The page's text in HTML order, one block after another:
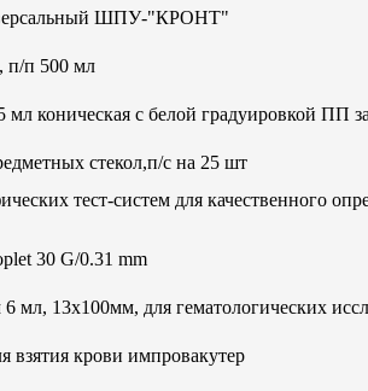
ШПУ-"КРОНТ"
п/п 500 мл
мл коническая с белой градуировкой ПП
стекол,п/с на 25 шт
тест-систем для качественного
30 G/0.31 mm
мл, 13х100мм, для гематологических
взятия крови импровакутер